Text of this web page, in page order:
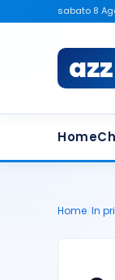
sabato 8
Home
Home In